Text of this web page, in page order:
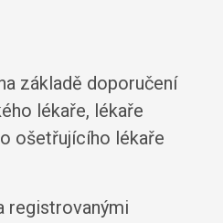
základě doporučení
lékaře, lékaře
ošetřujícího lékaře
registrovanými